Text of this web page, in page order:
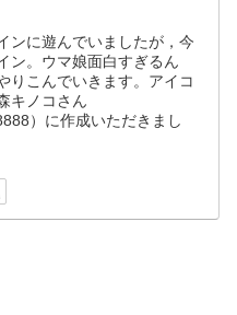
ンに遊んでいましたが，今
ン。ウマ娘面白すぎるん
りこんでいきます。アイコ
キノコさん
）に作成いただきまし